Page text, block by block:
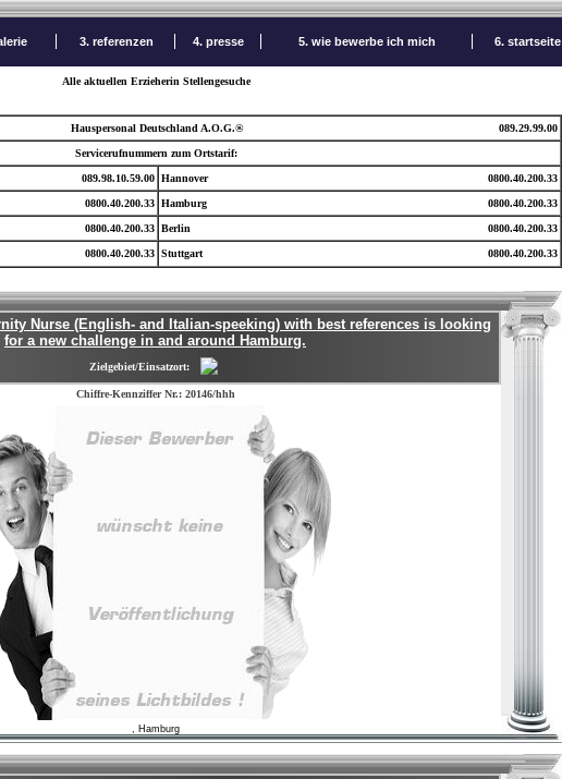
3. referenzen 4. presse 5. wie bewerbe ich mich 6. startseite
Alle aktuellen Erzieherin Stellengesuche
Hauspersonal Deutschland A.O.G.® 089.29.99.00
Servicerufnummern zum Ortstarif:
089.98.10.59.00 Hannover 0800.40.200.33
0800.40.200.33 Hamburg 0800.40.200.33
0800.40.200.33 Berlin 0800.40.200.33
0800.40.200.33 Stuttgart 0800.40.200.33
Nurse (English- and Italian-speeking) with best references is looking
for a new challenge in and around Hamburg.
Zielgebiet/Einsatzort:
Chiffre-Kennziffer Nr.: 20146/hhh
, Hamburg